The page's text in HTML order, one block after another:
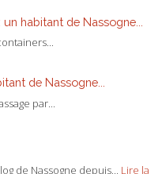
habitant de Nassogne...
de Nassogne...
par...
de Nassogne depuis... Lire la